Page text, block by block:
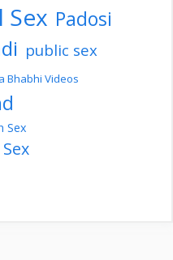
Sex Padosi
public sex
Bhabhi Videos
Sex